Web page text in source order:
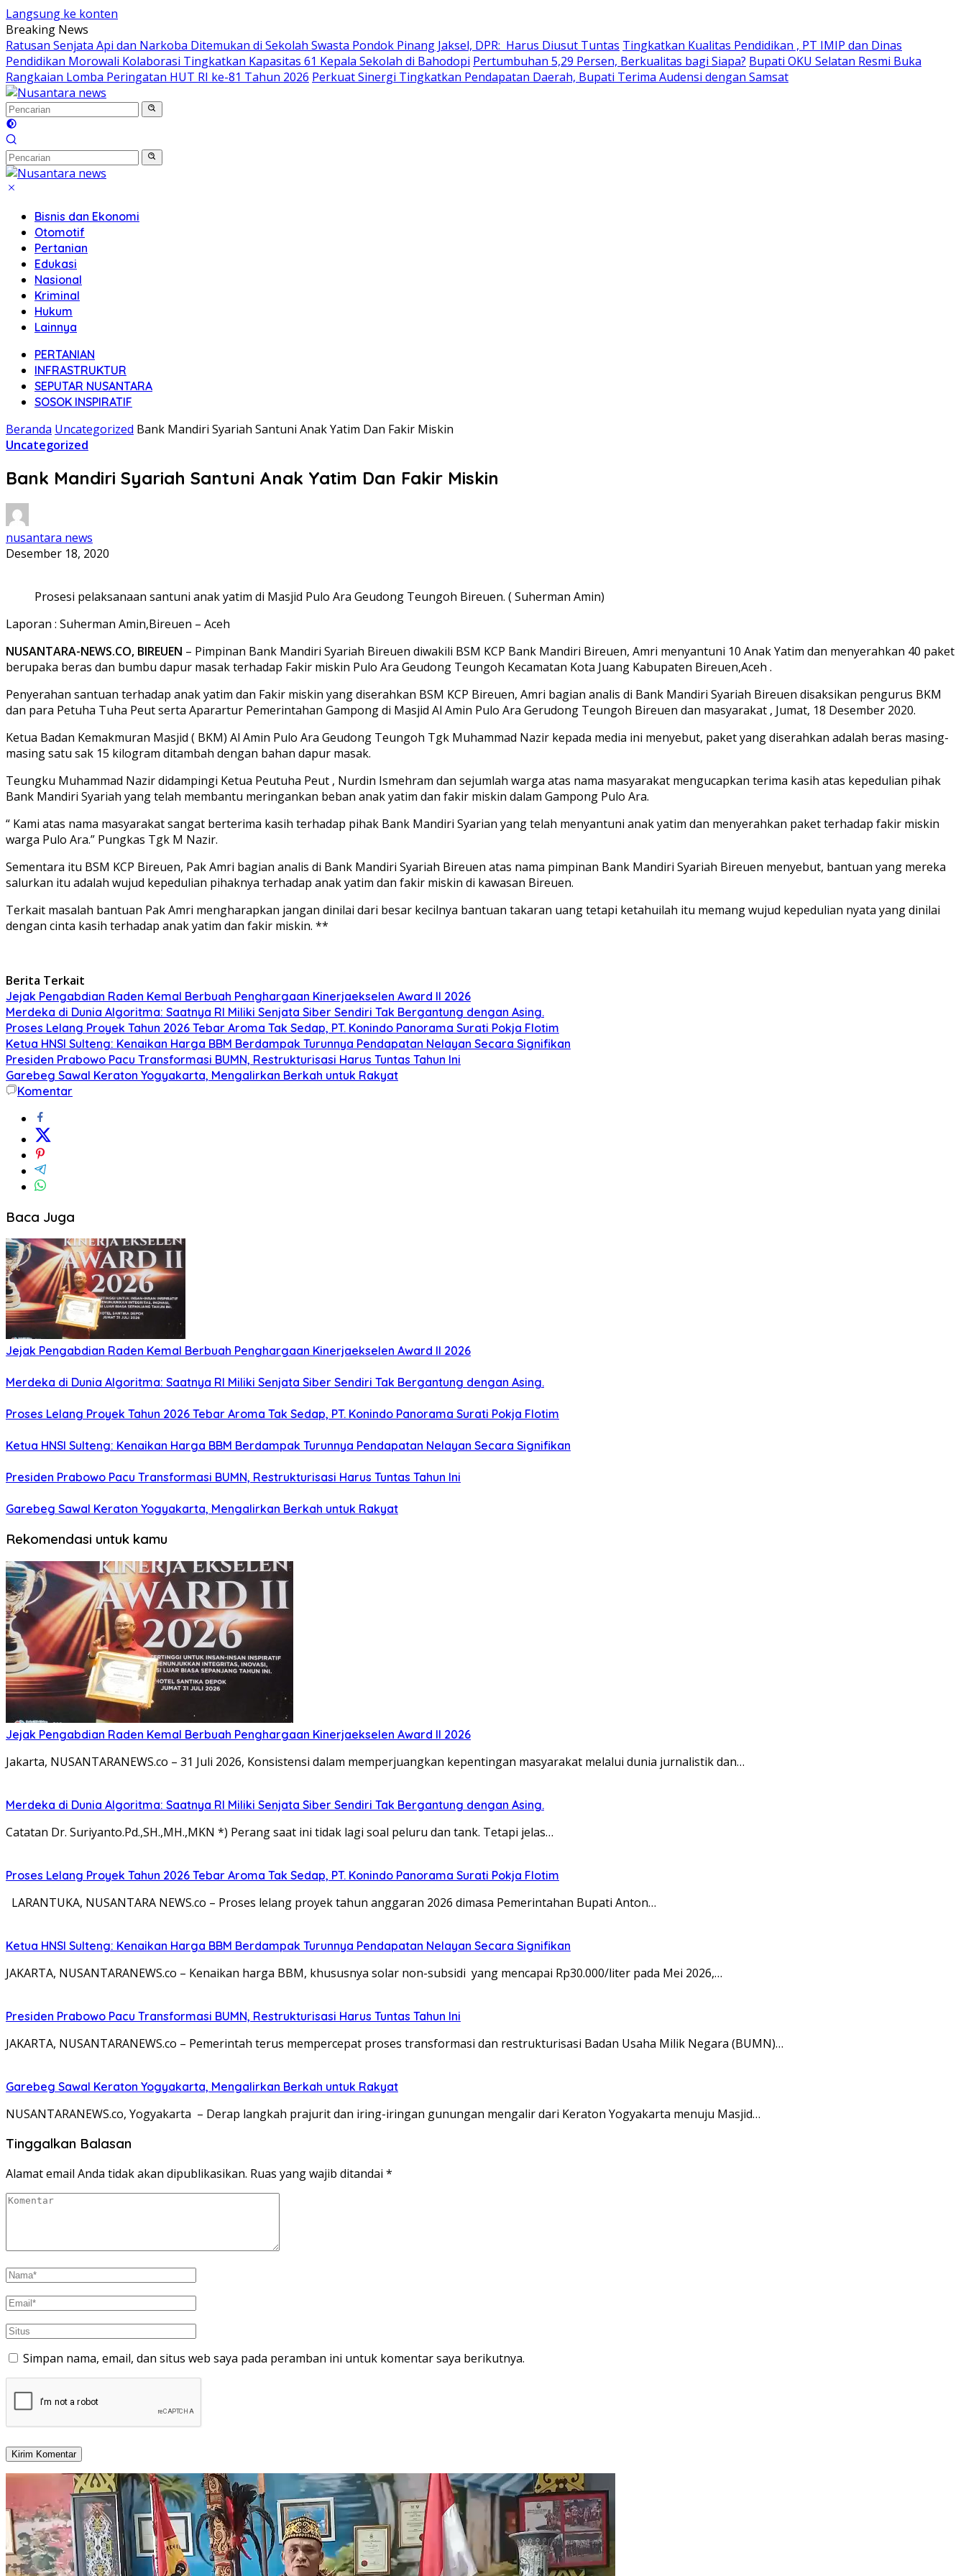
Langsung ke konten
Breaking News
Ratusan Senjata Api dan Narkoba Ditemukan di Sekolah Swasta Pondok Pinang Jaksel, DPR: Harus Diusut Tuntas Tingkatkan Kualitas Pendidikan , PT IMIP dan Dinas
Pendidikan Morowali Kolaborasi Tingkatkan Kapasitas 61 Kepala Sekolah di Bahodopi Pertumbuhan 5,29 Persen, Berkualitas bagi Siapa? Bupati OKU Selatan Resmi Buka
Rangkaian Lomba Peringatan HUT RI ke-81 Tahun 2026 Perkuat Sinergi Tingkatkan Pendapatan Daerah, Bupati Terima Audensi dengan Samsat
Bisnis dan Ekonomi
Otomotif
Pertanian
Edukasi
Nasional
Kriminal
Hukum
Lainnya
PERTANIAN
INFRASTRUKTUR
SEPUTAR NUSANTARA
SOSOK INSPIRATIF
Beranda Uncategorized Bank Mandiri Syariah Santuni Anak Yatim Dan Fakir Miskin
Uncategorized
Bank Mandiri Syariah Santuni Anak Yatim Dan Fakir Miskin
nusantara news
Desember 18, 2020
Prosesi pelaksanaan santuni anak yatim di Masjid Pulo Ara Geudong Teungoh Bireuen. ( Suherman Amin)
Laporan : Suherman Amin,Bireuen – Aceh
NUSANTARA-NEWS.CO, BIREUEN – Pimpinan Bank Mandiri Syariah Bireuen diwakili BSM KCP Bank Mandiri Bireuen, Amri menyantuni 10 Anak Yatim dan menyerahkan 40 paket
berupaka beras dan bumbu dapur masak terhadap Fakir miskin Pulo Ara Geudong Teungoh Kecamatan Kota Juang Kabupaten Bireuen,Aceh .
Penyerahan santuan terhadap anak yatim dan Fakir miskin yang diserahkan BSM KCP Bireuen, Amri bagian analis di Bank Mandiri Syariah Bireuen disaksikan pengurus BKM
dan para Petuha Tuha Peut serta Aparartur Pemerintahan Gampong di Masjid Al Amin Pulo Ara Gerudong Teungoh Bireuen dan masyarakat , Jumat, 18 Desember 2020.
Ketua Badan Kemakmuran Masjid ( BKM) Al Amin Pulo Ara Geudong Teungoh Tgk Muhammad Nazir kepada media ini menyebut, paket yang diserahkan adalah beras masing-
masing satu sak 15 kilogram ditambah dengan bahan dapur masak.
Teungku Muhammad Nazir didampingi Ketua Peutuha Peut , Nurdin Ismehram dan sejumlah warga atas nama masyarakat mengucapkan terima kasih atas kepedulian pihak
Bank Mandiri Syariah yang telah membantu meringankan beban anak yatim dan fakir miskin dalam Gampong Pulo Ara.
“ Kami atas nama masyarakat sangat berterima kasih terhadap pihak Bank Mandiri Syarian yang telah menyantuni anak yatim dan menyerahkan paket terhadap fakir miskin
warga Pulo Ara.” Pungkas Tgk M Nazir.
Sementara itu BSM KCP Bireuen, Pak Amri bagian analis di Bank Mandiri Syariah Bireuen atas nama pimpinan Bank Mandiri Syariah Bireuen menyebut, bantuan yang mereka
salurkan itu adalah wujud kepedulian pihaknya terhadap anak yatim dan fakir miskin di kawasan Bireuen.
Terkait masalah bantuan Pak Amri mengharapkan jangan dinilai dari besar kecilnya bantuan takaran uang tetapi ketahuilah itu memang wujud kepedulian nyata yang dinilai
dengan cinta kasih terhadap anak yatim dan fakir miskin. **
Berita Terkait
Jejak Pengabdian Raden Kemal Berbuah Penghargaan Kinerjaekselen Award II 2026
Merdeka di Dunia Algoritma: Saatnya RI Miliki Senjata Siber Sendiri Tak Bergantung dengan Asing.
Proses Lelang Proyek Tahun 2026 Tebar Aroma Tak Sedap, PT. Konindo Panorama Surati Pokja Flotim
Ketua HNSI Sulteng: Kenaikan Harga BBM Berdampak Turunnya Pendapatan Nelayan Secara Signifikan
Presiden Prabowo Pacu Transformasi BUMN, Restrukturisasi Harus Tuntas Tahun Ini
Garebeg Sawal Keraton Yogyakarta, Mengalirkan Berkah untuk Rakyat
Komentar
Baca Juga
Jejak Pengabdian Raden Kemal Berbuah Penghargaan Kinerjaekselen Award II 2026
Merdeka di Dunia Algoritma: Saatnya RI Miliki Senjata Siber Sendiri Tak Bergantung dengan Asing.
Proses Lelang Proyek Tahun 2026 Tebar Aroma Tak Sedap, PT. Konindo Panorama Surati Pokja Flotim
Ketua HNSI Sulteng: Kenaikan Harga BBM Berdampak Turunnya Pendapatan Nelayan Secara Signifikan
Presiden Prabowo Pacu Transformasi BUMN, Restrukturisasi Harus Tuntas Tahun Ini
Garebeg Sawal Keraton Yogyakarta, Mengalirkan Berkah untuk Rakyat
Rekomendasi untuk kamu
Jejak Pengabdian Raden Kemal Berbuah Penghargaan Kinerjaekselen Award II 2026
Jakarta, NUSANTARANEWS.co – 31 Juli 2026, Konsistensi dalam memperjuangkan kepentingan masyarakat melalui dunia jurnalistik dan…
Merdeka di Dunia Algoritma: Saatnya RI Miliki Senjata Siber Sendiri Tak Bergantung dengan Asing.
Catatan Dr. Suriyanto.Pd.,SH.,MH.,MKN *) Perang saat ini tidak lagi soal peluru dan tank. Tetapi jelas…
Proses Lelang Proyek Tahun 2026 Tebar Aroma Tak Sedap, PT. Konindo Panorama Surati Pokja Flotim
LARANTUKA, NUSANTARA NEWS.co – Proses lelang proyek tahun anggaran 2026 dimasa Pemerintahan Bupati Anton…
Ketua HNSI Sulteng: Kenaikan Harga BBM Berdampak Turunnya Pendapatan Nelayan Secara Signifikan
JAKARTA, NUSANTARANEWS.co – Kenaikan harga BBM, khususnya solar non-subsidi yang mencapai Rp30.000/liter pada Mei 2026,…
Presiden Prabowo Pacu Transformasi BUMN, Restrukturisasi Harus Tuntas Tahun Ini
JAKARTA, NUSANTARANEWS.co – Pemerintah terus mempercepat proses transformasi dan restrukturisasi Badan Usaha Milik Negara (BUMN)…
Garebeg Sawal Keraton Yogyakarta, Mengalirkan Berkah untuk Rakyat
NUSANTARANEWS.co, Yogyakarta – Derap langkah prajurit dan iring-iringan gunungan mengalir dari Keraton Yogyakarta menuju Masjid…
Tinggalkan Balasan
Alamat email Anda tidak akan dipublikasikan. Ruas yang wajib ditandai *
Simpan nama, email, dan situs web saya pada peramban ini untuk komentar saya berikutnya.